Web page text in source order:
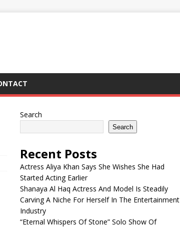
Search
Search
Recent Posts
Actress Aliya Khan Says She Wishes She Had
Started Acting Earlier
Shanaya Al Haq Actress And Model Is Steadily
Carving A Niche For Herself In The Entertainment
Industry
“Eternal Whispers Of Stone” Solo Show Of